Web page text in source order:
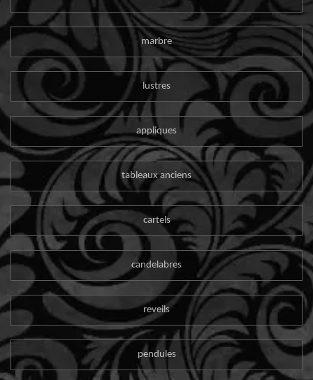
marbre
lustres
appliques
tableaux anciens
cartels
candelabres
reveils
pendules